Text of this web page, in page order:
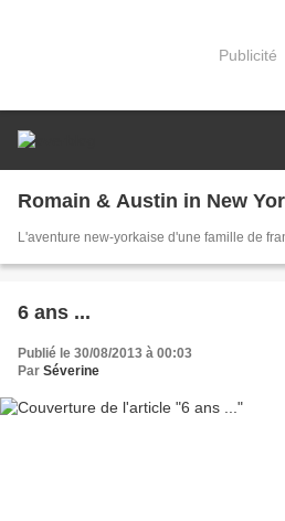
Publicité
Romain & Austin in New
L'aventure new-yorkaise d'une famille de
6 ans ...
Publié le 30/08/2013 à 00:03
Par Séverine